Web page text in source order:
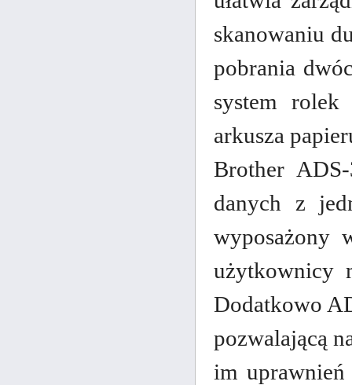
skanowaniu
pobrania
system rolek
arkusza
Brother
danych z
wyposażony
użytkownicy
Dodatkowo
pozwalającą
im